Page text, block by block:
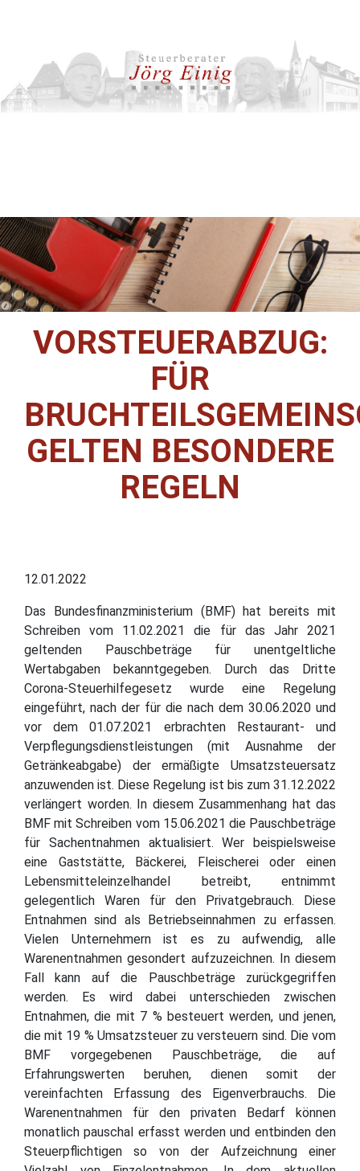
VORSTEUERABZUG:
FÜR
GELTEN BESONDERE
REGELN
12.01.2022
Das Bundesfinanzministerium (BMF) hat bereits mit
Schreiben vom 11.02.2021 die für das Jahr 2021
geltenden Pauschbeträge für unentgeltliche
Wertabgaben bekanntgegeben. Durch das Dritte
Corona-Steuerhilfegesetz wurde eine Regelung
eingeführt, nach der für die nach dem 30.06.2020 und
vor dem 01.07.2021 erbrachten Restaurant- und
Verpflegungsdienstleistungen (mit Ausnahme der
Getränkeabgabe) der ermäßigte Umsatzsteuersatz
anzuwenden ist. Diese Regelung ist bis zum 31.12.2022
verlängert worden. In diesem Zusammenhang hat das
BMF mit Schreiben vom 15.06.2021 die Pauschbeträge
für Sachentnahmen aktualisiert. Wer beispielsweise
eine Gaststätte, Bäckerei, Fleischerei oder einen
Lebensmitteleinzelhandel betreibt, entnimmt
gelegentlich Waren für den Privatgebrauch. Diese
Entnahmen sind als Betriebseinnahmen zu erfassen.
Vielen Unternehmern ist es zu aufwendig, alle
Warenentnahmen gesondert aufzuzeichnen. In diesem
Fall kann auf die Pauschbeträge zurückgegriffen
werden. Es wird dabei unterschieden zwischen
Entnahmen, die mit 7 % besteuert werden, und jenen,
die mit 19 % Umsatzsteuer zu versteuern sind. Die vom
BMF vorgegebenen Pauschbeträge, die auf
Erfahrungswerten beruhen, dienen somit der
vereinfachten Erfassung des Eigenverbrauchs. Die
Warenentnahmen für den privaten Bedarf können
monatlich pauschal erfasst werden und entbinden den
Steuerpflichtigen so von der Aufzeichnung einer